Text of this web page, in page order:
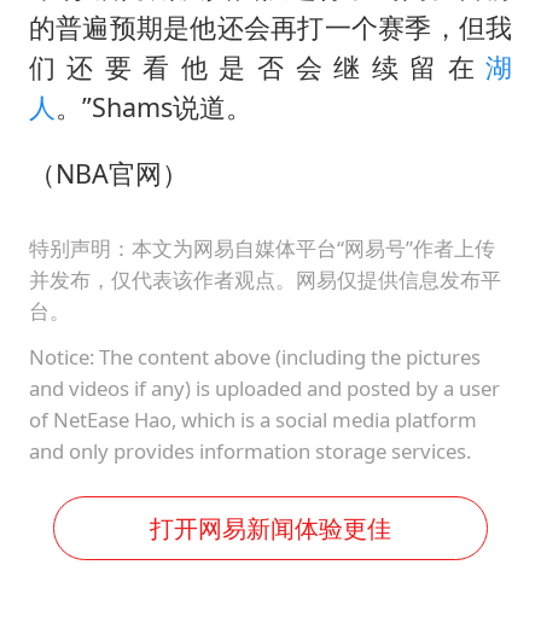
的普遍预期是他还会再打一个赛季，但我
们还要看他是否会继续留在湖
人。”Shams说道。
（NBA官网）
特别声明：本文为网易自媒体平台“网易号”作者上传
并发布，仅代表该作者观点。网易仅提供信息发布平
台。
Notice: The content above (including the pictures
and videos if any) is uploaded and posted by a user
of NetEase Hao, which is a social media platform
and only provides information storage services.
打开网易新闻体验更佳